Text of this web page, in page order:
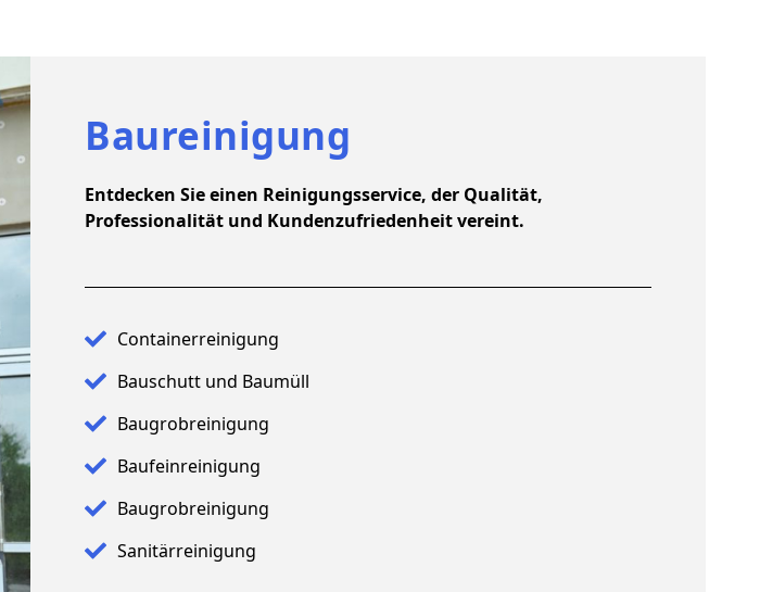
Baureinigung
Entdecken Sie einen Reinigungsservice, der Qualität,
Professionalität und Kundenzufriedenheit vereint.
Containerreinigung
Bauschutt und Baumüll
Baugrobreinigung
Baufeinreinigung
Baugrobreinigung
Sanitärreinigung